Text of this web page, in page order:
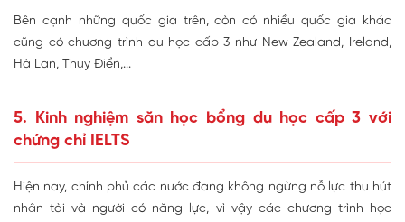
Bên cạnh những quốc gia trên, còn có nhiều quốc gia khác
cũng có chương trình du học cấp 3 như New Zealand, Ireland,
Hà Lan, Thụy Điển,...
5. Kinh nghiệm săn học bổng du học cấp 3 với
chứng chỉ IELTS
Hiện nay, chính phủ các nước đang không ngừng nỗ lực thu hút
nhân tài và người có năng lực, vì vậy các chương trình học